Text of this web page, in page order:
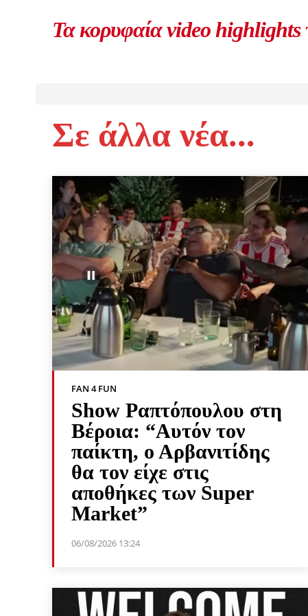
Τα κορυφαία video highlights
Σε άλλα νέα...
FAN 4 FUN
Show Ραπτόπουλου στη
Βέροια: “Αυτόν τον
παίκτη, ο Αρβανιτίδης
θα τον είχε στις
αποθήκες των Super
Market”
06/08/2026 13:24